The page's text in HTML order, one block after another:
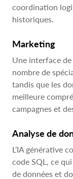
coordination
historiques.
Marketing
Une interface
nombre de
tandis que les
meilleure
campagnes et
Analyse de
L’IA générative
code SQL, ce
de données et